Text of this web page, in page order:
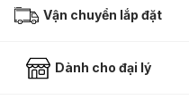
Vận chuyển lắp đặt
Dành cho đại lý